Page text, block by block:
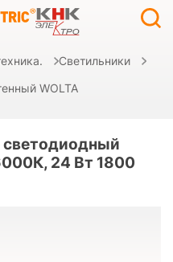
Светильники
WOLTA
светодиодный
24 Вт 1800